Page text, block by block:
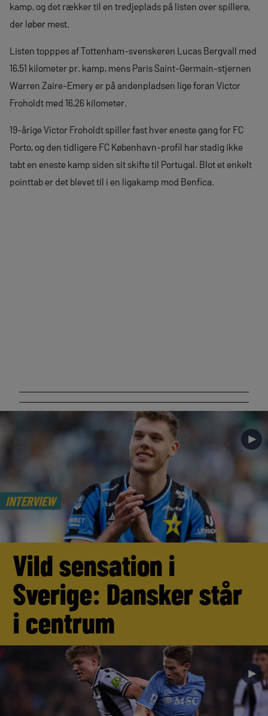
kamp, og det rækker til en tredjeplads på listen over spillere,
der løber mest.
Listen topppes af Tottenham-svenskeren Lucas Bergvall med
16,51 kilometer pr. kamp, mens Paris Saint-Germain-stjernen
Warren Zaire-Emery er på andenpladsen lige foran Victor
Froholdt med 16,26 kilometer.
19-årige Victor Froholdt spiller fast hver eneste gang for FC
Porto, og den tidligere FC København-profil har stadig ikke
tabt en eneste kamp siden sit skifte til Portugal. Blot et enkelt
pointtab er det blevet til i en ligakamp mod Benfica.
INTERVIEW
►
Vild sensation i
Sverige: Dansker står
i centrum
►